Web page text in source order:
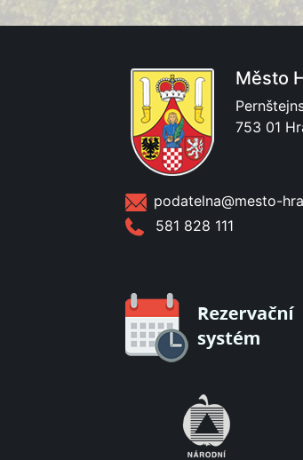
Město
753 01
podatelna@mesto-
581 828 111